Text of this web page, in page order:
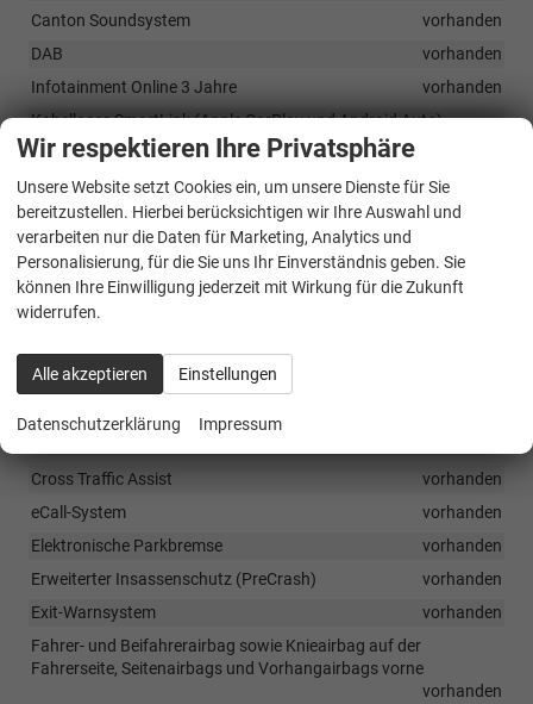
Canton Soundsystem
vorhanden
DAB
vorhanden
Infotainment Online 3 Jahre
vorhanden
Kabelloses SmartLink (Apple CarPlay und Android Auto)
Remote Access 3 Jahre
vorhanden
Sicherheit & Assistenz
8 Airbags
vorhanden
Adaptiver Tempomat
Alarmsystem
Cross Traffic Assist
vorhanden
eCall-System
vorhanden
Elektronische Parkbremse
vorhanden
Erweiterter Insassenschutz (PreCrash)
vorhanden
Exit-Warnsystem
vorhanden
Fahrer- und Beifahrerairbag sowie Knieairbag auf der
Fahrerseite, Seitenairbags und Vorhangairbags vorne
vorhanden
Wir respektieren Ihre Privatsphäre
Unsere Website setzt Cookies ein, um unsere Dienste für Sie
bereitzustellen. Hierbei berücksichtigen wir Ihre Auswahl und
verarbeiten nur die Daten für Marketing, Analytics und
Personalisierung, für die Sie uns Ihr Einverständnis geben. Sie
können Ihre Einwilligung jederzeit mit Wirkung für die Zukunft
widerrufen.
Alle akzeptieren Einstellungen
Datenschutzerklärung Impressum